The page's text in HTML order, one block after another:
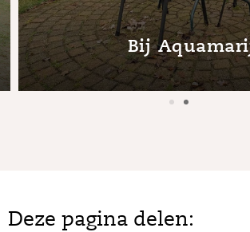
Bij Aquamarijn
Deze pagina delen: